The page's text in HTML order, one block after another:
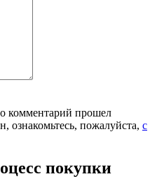
комментарий прошел
ознакомьтесь, пожалуйста, с
покупки